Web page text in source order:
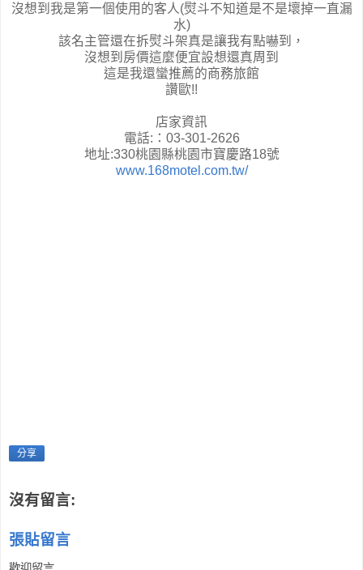
沒想到我是第一個使用的客人(熨斗不知道是不是壞掉一直漏
水)
該名主管還在拆熨斗架真是讓我有點嚇到，
沒想到房價這麼便宜設想還真周到
這是我還蠻推薦的商務旅館
讚歐!!
店家資訊
電話:：03-301-2626
地址:330桃園縣桃園市寶慶路18號
www.168motel.com.tw/
分享
沒有留言:
張貼留言